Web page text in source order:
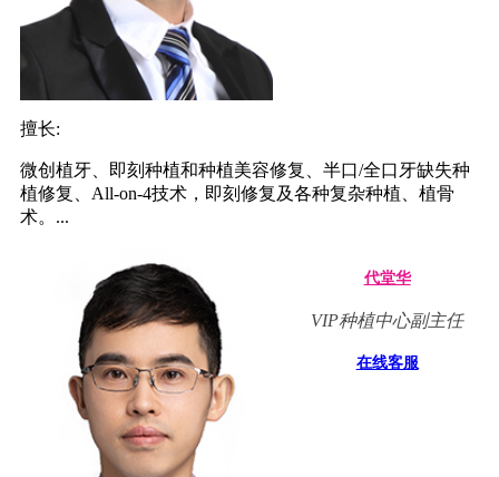
擅长:
微创植牙、即刻种植和种植美容修复、半口/全口牙缺失种
植修复、All-on-4技术，即刻修复及各种复杂种植、植骨
术。...
代堂华
VIP种植中心副主任
在线客服